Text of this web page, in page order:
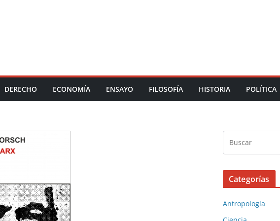
DERECHO ECONOMÍA ENSAYO FILOSOFÍA HISTORIA POLÍTICA
Categorías
Antropología